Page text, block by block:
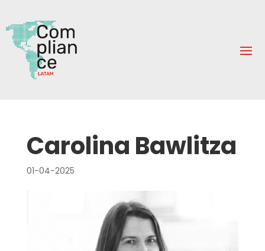
Carolina Bawlitza
01-04-2025